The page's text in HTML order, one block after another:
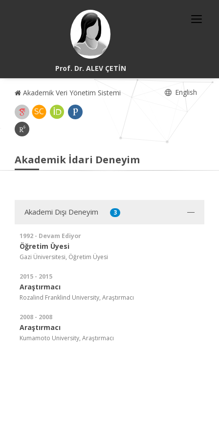
Prof. Dr. ALEV ÇETİN
Akademik Veri Yönetim Sistemi English
Akademik İdari Deneyim
Akademi Dışı Deneyim 3
1992 - Devam Ediyor
Öğretim Üyesi
Gazi Üniversitesi, Öğretim Üyesi
2015 - 2015
Araştırmacı
Rozalind Franklind University, Araştırmacı
2008 - 2008
Araştırmacı
Kumamoto University, Araştırmacı